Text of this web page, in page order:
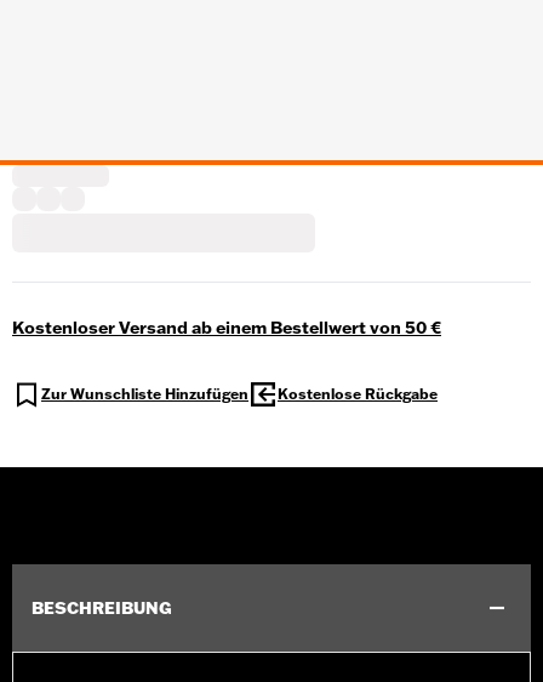
Kostenloser Versand ab einem Bestellwert von 50 €
Zur Wunschliste Hinzufügen Kostenlose Rückgabe
BESCHREIBUNG